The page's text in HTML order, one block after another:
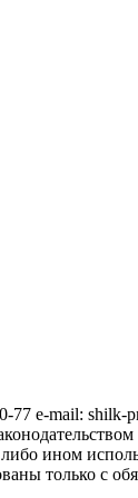
77 e-mail: shilk-
ином
только с